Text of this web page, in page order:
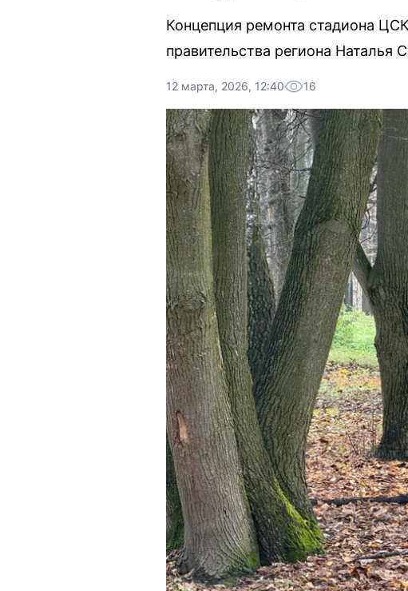
Концепция ремонта стадиона
правительства региона Наталья
12 марта, 2026, 12:40 16